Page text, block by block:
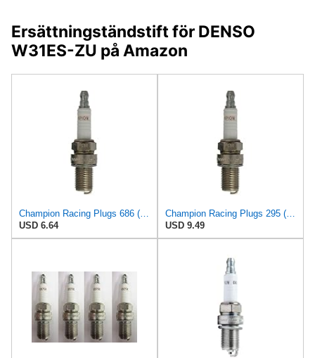
Ersättningständstift för DENSO
W31ES-ZU på Amazon
Champion Racing Plugs 686 (C57) Pack of 1 (UPC 037551005666)
USD 6.64
USD 9.49